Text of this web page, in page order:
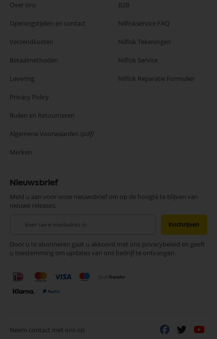
Over ons
Openingstijden en contact
Verzendkosten
Betaalmethoden
Levering
Privacy Policy
Ruilen en Retourneren
Algemene Voorwaarden (pdf)
Merken
B2B
Nilfiskservice FAQ
Nilfisk Tekeningen
Nilfisk Service
Nilfisk Reparatie Formulier
Nieuwsbrief
Meld u aan voor onze nieuwsbrief om op de hoogte te blijven van
nieuwe releases.
onze
nieuwsbrief
Inschrijven
Door u te abonneren gaat u akkoord met ons privacybeleid en geeft
u toestemming om updates van ons bedrijf te ontvangen.
Neem contact met ons op